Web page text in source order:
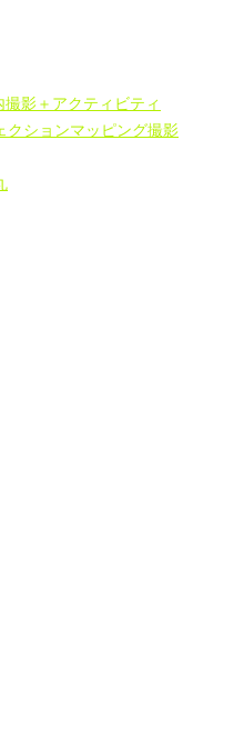
影＋アクティビティ
クションマッピング撮影